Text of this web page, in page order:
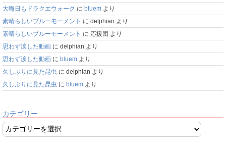
大晦日もドラクエウォーク に bluem より
素晴らしいブルーモーメント に delphian より
素晴らしいブルーモーメント に 応援団 より
思わず涙した動画 に delphian より
思わず涙した動画 に bluem より
久しぶりに見た昆虫 に delphian より
久しぶりに見た昆虫 に bluem より
カテゴリー